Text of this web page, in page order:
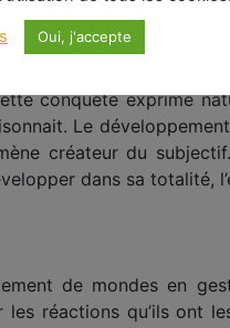
de cet agrégat, les
équilibres, qui
que comporte la
con­quête exprime
Le
créateur du
dans sa totalité,
de mondes en
réactions qu’ils ont
Oui, j'accepte